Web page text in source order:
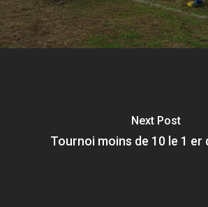
Next Post
Tournoi moins de 10 le 1 er